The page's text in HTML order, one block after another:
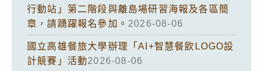
行動站」第二階段與離島場研習海報及各區簡
章，請踴躍報名參加。 2026-08-06
國立高雄餐旅大學辦理「AI+智慧餐飲LOGO設
計競賽」活動2026-08-06